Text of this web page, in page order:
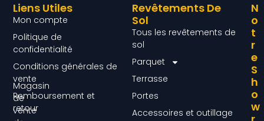
Magasin
de
vente
Revêtements De
Sol
Tous les revêtements de
sol
Parquet
Terrasse
Portes
Accessoires et outillage
Liens Utiles
Mon compte
Politique de
confidentialité
Conditions générales de
vente
Remboursement et
retour
N
O
T
R
E
S
H
O
W